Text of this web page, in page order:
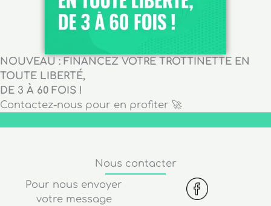
NOUVEAU : FINANCEZ VOTRE TROTTINETTE EN
TOUTE LIBERTÉ,
DE 3 À 60 FOIS !
Contactez-nous pour en profiter 🚀
Nous contacter
Pour nous envoyer
votre message